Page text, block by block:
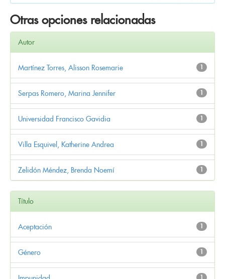
Otras opciones relacionadas
Autor
1
Martínez Torres, Alisson Rosemarie
1
Serpas Romero, Marina Jennifer
1
Universidad Francisco Gavidia
1
Villa Esquivel, Katherine Andrea
1
Zelidón Méndez, Brenda Noemí
Título
1
Aceptación
1
Género
1